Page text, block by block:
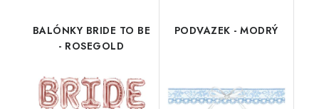
BALÓNKY BRIDE TO BE
- ROSEGOLD
PODVAZEK - MODRÝ